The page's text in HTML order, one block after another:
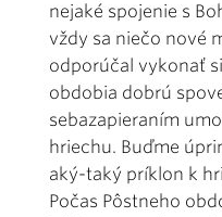
nejaké spojenie s
vždy sa niečo nové
odporúčal vykonať
obdobia dobrú
sebazapieraním
hriechu. Buďme
aký-taký príklon k
Počas Pôstneho